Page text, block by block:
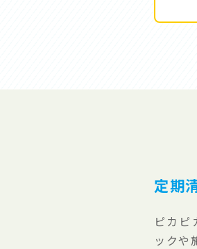
定期
ピカピ
ックや